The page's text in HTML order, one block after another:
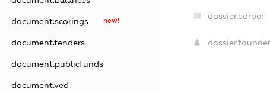
document.scorings new!
document.tenders
document.publicfunds
document.ved
dossier.edrpo: